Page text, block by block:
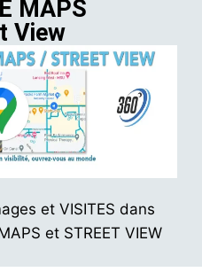
MAPS
View
et VISITES dans
et STREET VIEW